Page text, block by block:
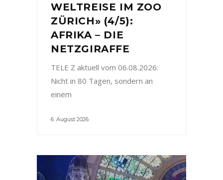
WELTREISE IM ZOO
ZÜRICH» (4/5):
AFRIKA – DIE
NETZGIRAFFE
TELE Z aktuell vom 06.08.2026:
Nicht in 80 Tagen, sondern an
einem
6. August 2026